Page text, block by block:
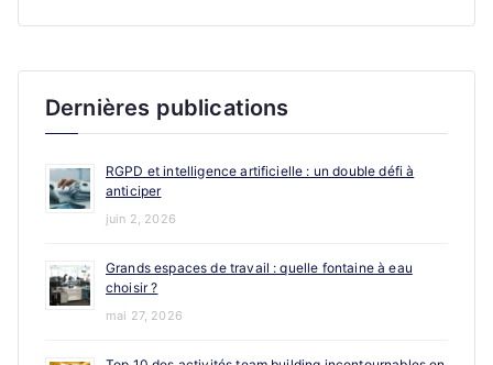
Dernières publications
RGPD et intelligence artificielle : un double défi à
anticiper
juin 2, 2026
Grands espaces de travail : quelle fontaine à eau
choisir ?
mai 27, 2026